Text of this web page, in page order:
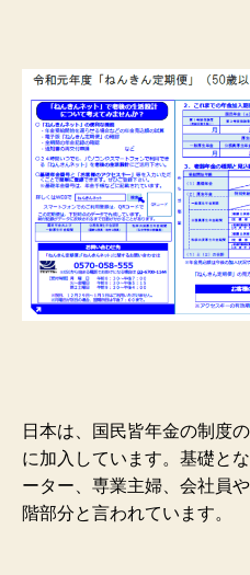
日本は、国民皆年金の制度
に加入しています。基礎と
ーター、専業主婦、会社員
階部分と言われています。